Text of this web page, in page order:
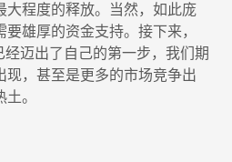
大程度的释放。当然，如此庞
雄厚的资金支持。接下来，
经迈出了自己的第一步，我们期
现，甚至是更多的市场竞争出
。